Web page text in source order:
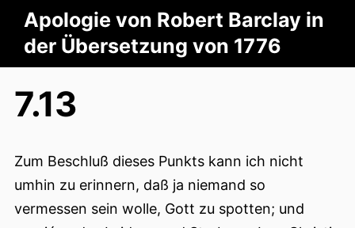
Apologie von Robert Barclay in
der Übersetzung von 1776
7.13
Zum Beschluß dieses Punkts kann ich nicht
umhin zu erinnern, daß ja niemand so
vermessen sein wolle, Gott zu spotten; und